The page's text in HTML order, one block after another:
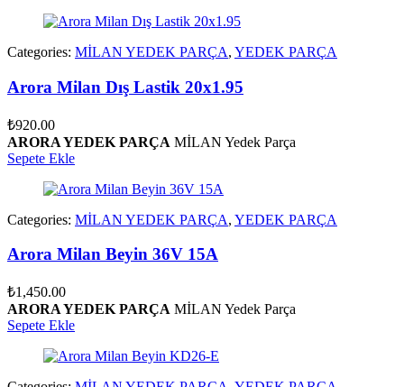
Categories: MİLAN YEDEK PARÇA, YEDEK PARÇA
Arora Milan Dış Lastik 20x1.95
₺920.00
ARORA YEDEK PARÇA MİLAN Yedek Parça
Sepete Ekle
Categories: MİLAN YEDEK PARÇA, YEDEK PARÇA
Arora Milan Beyin 36V 15A
₺1,450.00
ARORA YEDEK PARÇA MİLAN Yedek Parça
Sepete Ekle